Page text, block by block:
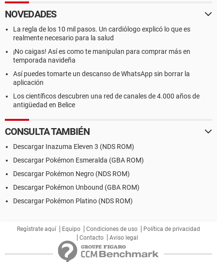
NOVEDADES
La regla de los 10 mil pasos. Un cardiólogo explicó lo que es
realmente necesario para la salud
¡No caigas! Así es como te manipulan para comprar más en
temporada navideña
Así puedes tomarte un descanso de WhatsApp sin borrar la
aplicación
Los científicos descubren una red de canales de 4.000 años de
antigüedad en Belice
CONSULTA TAMBIÉN
Descargar Inazuma Eleven 3 (NDS ROM)
Descargar Pokémon Esmeralda (GBA ROM)
Descargar Pokémon Negro (NDS ROM)
Descargar Pokémon Unbound (GBA ROM)
Descargar Pokémon Platino (NDS ROM)
Regístrate aquí Equipo Condiciones de uso
Política de privacidad
Contacto
Aviso legal